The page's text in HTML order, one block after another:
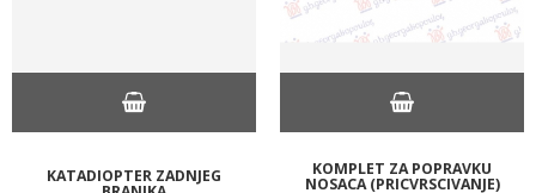
KATADIOPTER ZADNJEG KOMPLET ZA POPRAVKU
NOSACA (PRICVRSCIVANJE)